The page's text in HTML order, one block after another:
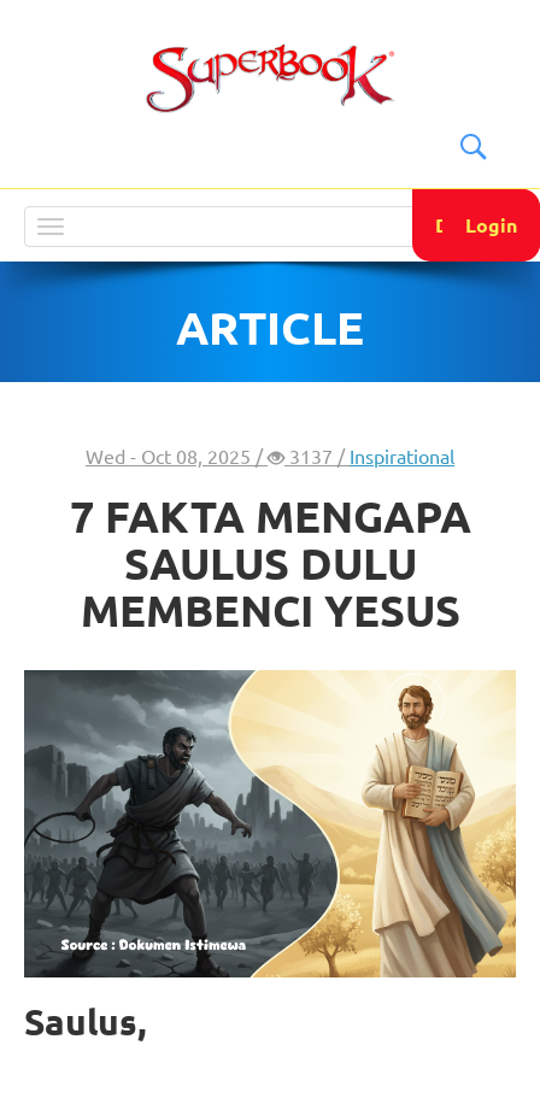
navigation
DONATE
Login
ARTICLE
Wed - Oct 08, 2025 / 3137 / Inspirational
7 FAKTA MENGAPA
SAULUS DULU
MEMBENCI YESUS
Saulus,